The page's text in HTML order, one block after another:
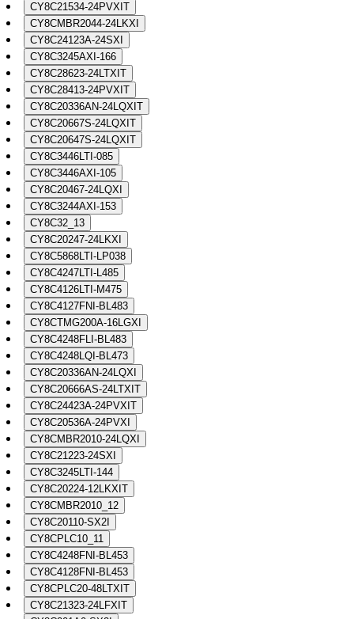
CY8C21534-24PVXIT
CY8CMBR2044-24LKXI
CY8C24123A-24SXI
CY8C3245AXI-166
CY8C28623-24LTXIT
CY8C28413-24PVXIT
CY8C20336AN-24LQXIT
CY8C20667S-24LQXIT
CY8C20647S-24LQXIT
CY8C3446LTI-085
CY8C3446AXI-105
CY8C20467-24LQXI
CY8C3244AXI-153
CY8C32_13
CY8C20247-24LKXI
CY8C5868LTI-LP038
CY8C4247LTI-L485
CY8C4126LTI-M475
CY8C4127FNI-BL483
CY8CTMG200A-16LGXI
CY8C4248FLI-BL483
CY8C4248LQI-BL473
CY8C20336AN-24LQXI
CY8C20666AS-24LTXIT
CY8C24423A-24PVXIT
CY8C20536A-24PVXI
CY8CMBR2010-24LQXI
CY8C21223-24SXI
CY8C3245LTI-144
CY8C20224-12LKXIT
CY8CMBR2010_12
CY8C20110-SX2I
CY8CPLC10_11
CY8C4248FNI-BL453
CY8C4128FNI-BL453
CY8CPLC20-48LTXIT
CY8C21323-24LFXIT